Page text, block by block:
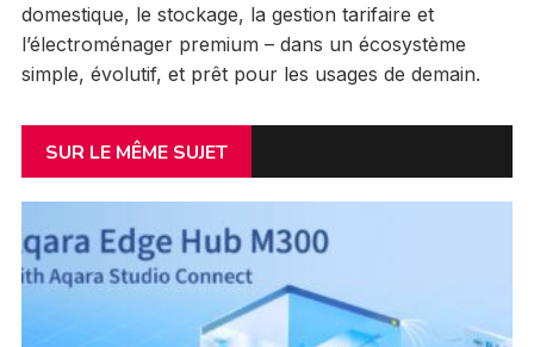
domestique, le stockage, la gestion tarifaire et
l’électroménager premium – dans un écosystème
simple, évolutif, et prêt pour les usages de demain.
SUR LE MÊME SUJET